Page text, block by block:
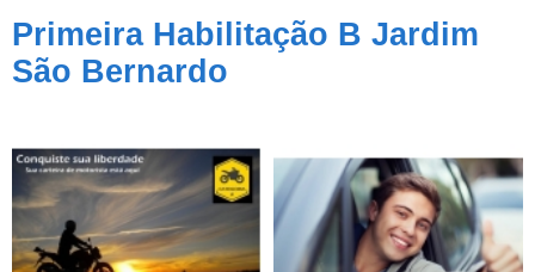
Primeira Habilitação B Jardim
São Bernardo